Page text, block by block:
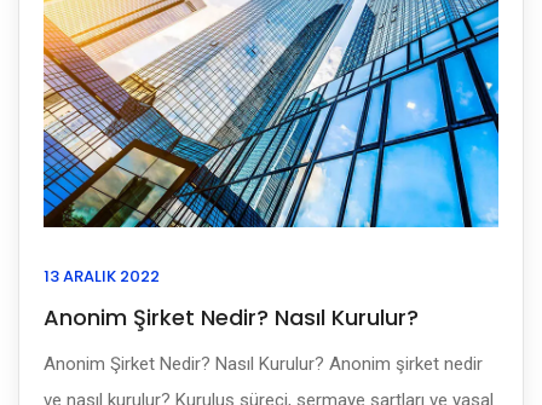
13 ARALIK 2022
Anonim Şirket Nedir? Nasıl Kurulur?
Anonim Şirket Nedir? Nasıl Kurulur? Anonim şirket nedir
ve nasıl kurulur? Kuruluş süreci, sermaye şartları ve yasal